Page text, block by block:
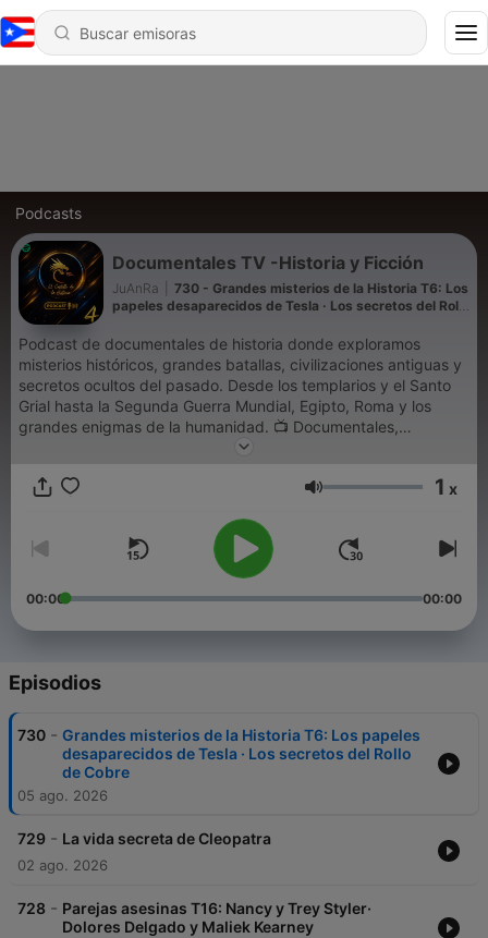
Podcasts
Documentales TV -Historia y Ficción
JuAnRa
730 - Grandes misterios de la Historia T6: Los
papeles desaparecidos de Tesla · Los secretos del Rollo
Podcast de documentales de historia donde exploramos
misterios históricos, grandes batallas, civilizaciones antiguas y
secretos ocultos del pasado. Desde los templarios y el Santo
Grial hasta la Segunda Guerra Mundial, Egipto, Roma y los
grandes enigmas de la humanidad. 📺 Documentales,
se publican sin importar que sean de Derechas o izquierdas ,
Volumen 1 x
00:00 00:00
Episodios
730 - Grandes misterios de la Historia T6: Los papeles
desaparecidos de Tesla · Los secretos del Rollo
de Cobre
05 ago. 2026
729 - La vida secreta de Cleopatra
02 ago. 2026
728 - Parejas asesinas T16: Nancy y Trey Styler·
Dolores Delgado y Maliek Kearney